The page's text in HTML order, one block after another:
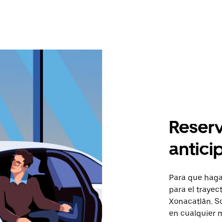
Para que
para el
Xonacatlán.
en cualquier